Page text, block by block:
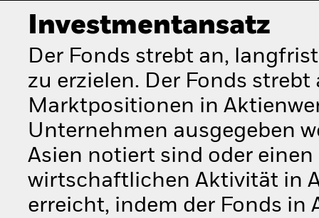
Investmentansatz
Der Fonds strebt an,
zu erzielen. Der Fonds
Marktpositionen in
Unternehmen ausgegeben
Asien notiert sind oder
wirtschaftlichen Aktivität in
erreicht, indem der Fonds